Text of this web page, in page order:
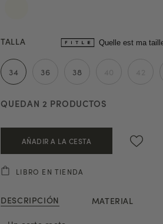
TALLA Quelle est ma
34 36 38
QUEDAN 2 PRODUCTOS
AÑADIR A LA CESTA
LIBRO EN TIENDA
DESCRIPCIÓN MATERIAL